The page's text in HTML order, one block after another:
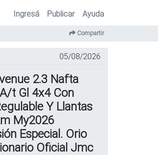
Ingresá Publicar Ayuda
Compartir
05/08/2026
2.3 Nafta
t Gl 4x4 Con
Y Llantas
My2026
Especial. Orio
Oficial Jmc